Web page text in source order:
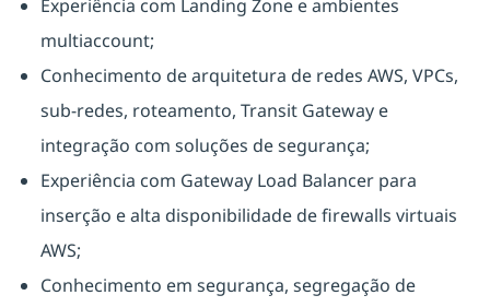
Experiência com Landing Zone e ambientes
multiaccount;
Conhecimento de arquitetura de redes AWS, VPCs,
sub-redes, roteamento, Transit Gateway e
integração com soluções de segurança;
Experiência com Gateway Load Balancer para
inserção e alta disponibilidade de firewalls virtuais
AWS;
Conhecimento em segurança, segregação de